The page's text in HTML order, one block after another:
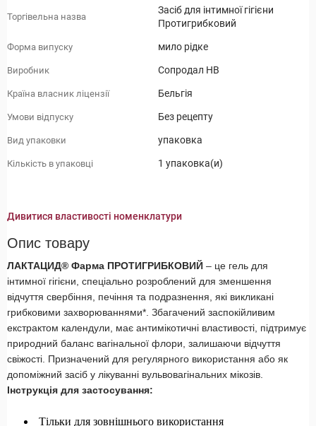
Торгівельна назва
Засіб для інтимної гігієни
Протигрибковий
Форма випуску мило рідке
Виробник Сопродал НВ
Країна власник ліцензії Бельгія
Умови відпуску Без рецепту
Вид упаковки упаковка
Кількість в упаковці 1 упаковка(и)
Дивитися властивості номенклатури
Опис товару
ЛАКТАЦИД® Фарма ПРОТИГРИБКОВИЙ – це гель для
інтимної гігієни, спеціально розроблений для зменшення
відчуття свербіння, печіння та подразнення, які викликані
грибковими захворюваннями*. Збагачений заспокійливим
екстрактом календули, має антимікотичні властивості, підтримує
природний баланс вагінальної флори, залишаючи відчуття
свіжості. Призначений для регулярного використання або як
допоміжний засіб у лікуванні вульвовагінальних мікозів.
Інструкція для застосування:
Тільки для зовнішнього використання